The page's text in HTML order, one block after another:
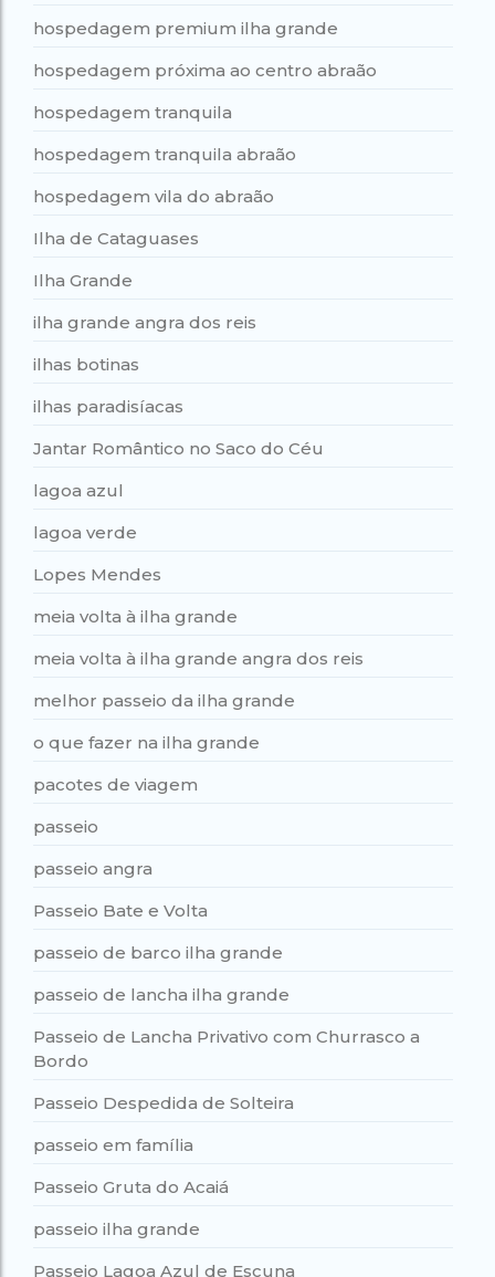
hospedagem premium ilha grande
hospedagem próxima ao centro abraão
hospedagem tranquila
hospedagem tranquila abraão
hospedagem vila do abraão
Ilha de Cataguases
Ilha Grande
ilha grande angra dos reis
ilhas botinas
ilhas paradisíacas
Jantar Romântico no Saco do Céu
lagoa azul
lagoa verde
Lopes Mendes
meia volta à ilha grande
meia volta à ilha grande angra dos reis
melhor passeio da ilha grande
o que fazer na ilha grande
pacotes de viagem
passeio
passeio angra
Passeio Bate e Volta
passeio de barco ilha grande
passeio de lancha ilha grande
Passeio de Lancha Privativo com Churrasco a
Bordo
Passeio Despedida de Solteira
passeio em família
Passeio Gruta do Acaiá
passeio ilha grande
Passeio Lagoa Azul de Escuna